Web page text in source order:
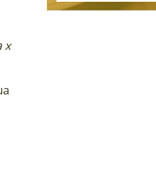
x